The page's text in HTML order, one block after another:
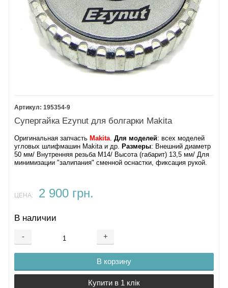
195354-9
Супергайка Ezynut для болгарки Makita
Оригинальная запчасть Makita Для моделей: всех моделей
угловых шлифмашин Makita и др.
Размеры: Внешний диаметр
50 мм/ Внутренняя резьба М14/ Высота (габарит) 13,5 мм/ Для
минимизации "залипания" сменной оснастки, фиксация рукой.
ЦЕНА: 2 900 грн.
В наличии
- +
В корзину
Купити в 1 клік